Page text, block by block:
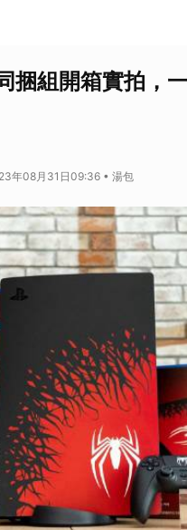
捆組開箱實拍，
年08月31日09:36 • 湯包